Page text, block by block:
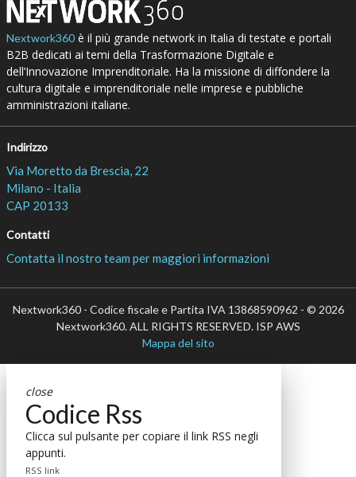
Nextwork360è il più grande network in Italia di testate e portali
B2B dedicati ai temi della Trasformazione Digitale e
dell’Innovazione Imprenditoriale. Ha la missione di diffondere la
cultura digitale e imprenditoriale nelle imprese e pubbliche
amministrazioni italiane.
Indirizzo
Via Moretto da Brescia, 22
Milano - Italia
CAP 20133
Contatti
Contatta il nostro team per maggiori informazioni
Nextwork360 - Codice fiscale e Partita IVA 13868590962 - © 2026
Nextwork360. ALL RIGHTS RESERVED. ISP AWS
Mappa del sito
close
Codice Rss
Clicca sul pulsante per copiare il link RSS negli
appunti.
RSS link